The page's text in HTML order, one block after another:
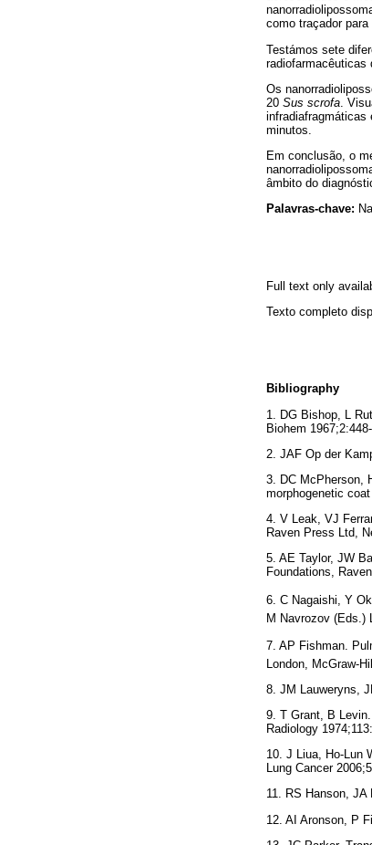
como traçador
Testámos sete
radiofarmacêuticas
Os
20 Sus scrofa .
infradiafragmáticas
minutos.
Em conclusão, o
âmbito do
Palavras-chave:
Full text only
Texto completo
Bibliography
1. DG Bishop, L
Biohem
2. JAF Op der
3. DC McPherson,
morphogenetic
4. V Leak, VJ
Raven Press Ltd,
5. AE Taylor, JW
Foundations,
6. C Nagaishi, Y
M Navrozov (Eds.)
7. AP Fishman.
London, McGraw-
8. JM Lauweryns,
9. T Grant, B
Radiology
10. J Liua, Ho-Lun
Lung Cancer
11. RS Hanson, JA
12. AI Aronson, P